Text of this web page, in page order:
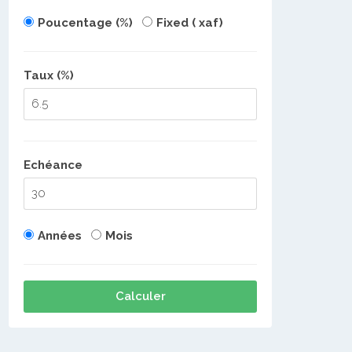
Poucentage (%) Fixed ( xaf)
Taux (%)
Echéance
Années Mois
Calculer